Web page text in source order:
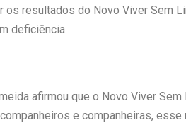
os resultados do Novo Viver Sem
deficiência.
afirmou que o Novo Viver
e companheiras, esse